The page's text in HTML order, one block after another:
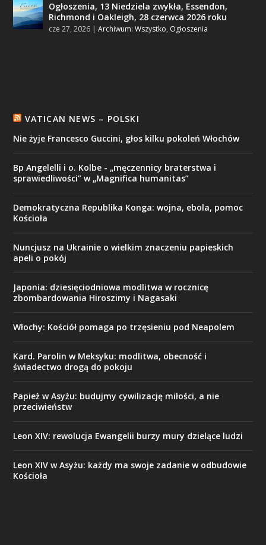
Ogłoszenia, 13 Niedziela zwykła, Essendon,
Richmond i Oakleigh, 28 czerwca 2026 roku
cze 27, 2026 |Archiwum: Wszystko, Ogłoszenia
VATICAN NEWS – POLSKI
Nie żyje Francesco Guccini, głos kilku pokoleń Włochów
Bp Angelelli i o. Kolbe - „męczennicy braterstwa i
sprawiedliwości” w „Magnifica humanitas”
Demokratyczna Republika Konga: wojna, ebola, pomoc
Kościoła
Nuncjusz na Ukrainie o wielkim znaczeniu papieskich
apeli o pokój
Japonia: dziesięciodniowa modlitwa w rocznicę
zbombardowania Hiroszimy i Nagasaki
Włochy: Kościół pomaga po trzęsieniu pod Neapolem
Kard. Parolin w Meksyku: modlitwa, obecność i
świadectwo drogą do pokoju
Papież w Asyżu: budujmy cywilizację miłości, a nie
przeciwieństw
Leon XIV: rewolucja Ewangelii burzy mury dzielące ludzi
Leon XIV w Asyżu: każdy ma swoje zadanie w odbudowie
Kościoła